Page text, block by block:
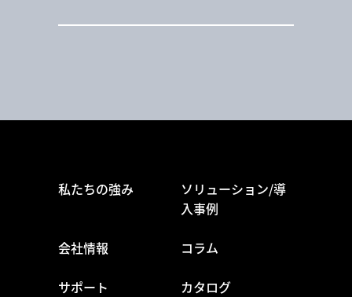
私たちの強み
ソリューション/導
入事例
会社情報 コラム
サポート カタログ